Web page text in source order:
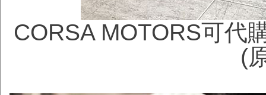
CORSA MOTORS可代
(